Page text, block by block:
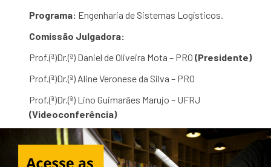
Programa: Engenharia de Sistemas Logísticos.
Comissão Julgadora:
Prof.(ª)Dr.(ª) Daniel de Oliveira Mota – PRO(Presidente)
Prof.(ª)Dr.(ª) Aline Veronese da Silva – PRO
Prof.(ª)Dr.(ª) Lino Guimarães Marujo – UFRJ
(Videoconferência)